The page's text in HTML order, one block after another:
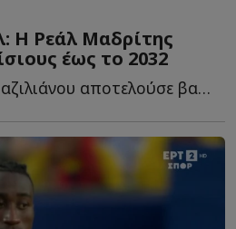
Η Ρεάλ Μαδρίτης
έως το 2032
Η παραμονή του Βραζιλιάνου αποτελούσε βασική προτεραιότητα γ...